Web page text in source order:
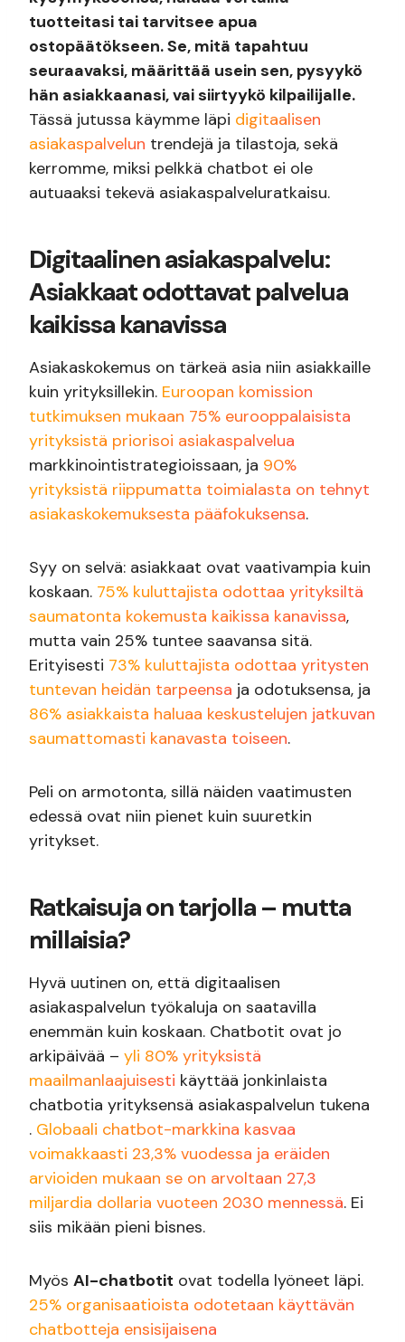
tuotteitasi tai tarvitsee apua
ostopäätökseen. Se, mitä tapahtuu
seuraavaksi, määrittää usein sen, pysyykö
hän asiakkaanasi, vai siirtyykö kilpailijalle.
Tässä jutussa käymme läpi digitaalisen
asiakaspalvelun trendejä ja tilastoja, sekä
kerromme, miksi pelkkä chatbot ei ole
autuaaksi tekevä asiakaspalveluratkaisu.
Digitaalinen asiakaspalvelu:
Asiakkaat odottavat palvelua
kaikissa kanavissa
Asiakaskokemus on tärkeä asia niin asiakkaille
kuin yrityksillekin. Euroopan komission
tutkimuksen mukaan 75% eurooppalaisista
yrityksistä priorisoi asiakaspalvelua
markkinointistrategioissaan, ja 90%
yrityksistä riippumatta toimialasta on tehnyt
asiakaskokemuksesta pääfokuksensa.
Syy on selvä: asiakkaat ovat vaativampia kuin
koskaan. 75% kuluttajista odottaa yrityksiltä
saumatonta kokemusta kaikissa kanavissa,
mutta vain 25% tuntee saavansa sitä.
Erityisesti 73% kuluttajista odottaa yritysten
tuntevan heidän tarpeensa ja odotuksensa, ja
86% asiakkaista haluaa keskustelujen jatkuvan
saumattomasti kanavasta toiseen.
Peli on armotonta, sillä näiden vaatimusten
edessä ovat niin pienet kuin suuretkin
yritykset.
Ratkaisuja on tarjolla– mutta
millaisia?
Hyvä uutinen on, että digitaalisen
asiakaspalvelun työkaluja on saatavilla
enemmän kuin koskaan. Chatbotit ovat jo
arkipäivää – yli 80% yrityksistä
maailmanlaajuisesti käyttää jonkinlaista
chatbotia yrityksensä asiakaspalvelun tukena
. Globaali chatbot-markkina kasvaa
voimakkaasti 23,3% vuodessa ja eräiden
arvioiden mukaan se on arvoltaan 27,3
miljardia dollaria vuoteen 2030 mennessä. Ei
siis mikään pieni bisnes.
Myös AI-chatbotit ovat todella lyöneet läpi.
25% organisaatioista odotetaan käyttävän
chatbotteja ensisijaisena